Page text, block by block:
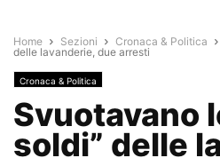
Home Sezioni Cronaca & Politica
delle lavanderie, due arresti
Cronaca & Politica
Svuotavano
soldi” delle